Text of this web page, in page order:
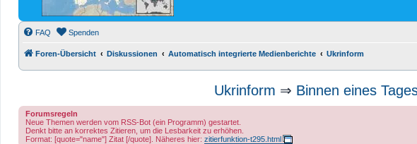
FAQ Spenden
Foren-Übersicht Diskussionen Automatisch integrierte Medienberichte Ukrinform
Ukrinform ⇒ Binnen eines
Forumsregeln
Neue Themen werden vom RSS-Bot (ein Programm) gestartet.
Denkt bitte an korrektes Zitieren, um die Lesbarkeit zu erhöhen.
Format: [quote="name"] Zitat [/quote]. Näheres hier: zitierfunktion-t295.html